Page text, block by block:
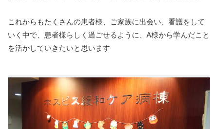
これからもたくさんの患者様、ご家族に出会い、看護をして
いく中で、患者様らしく過ごせるように、A様から学んだこと
を活かしていきたいと思います